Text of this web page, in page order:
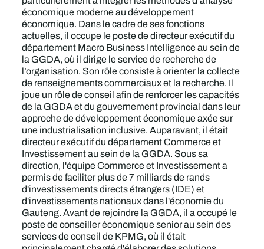
économique moderne au développement
économique. Dans le cadre de ses fonctions
actuelles, il occupe le poste de directeur exécutif du
département Macro Business Intelligence au sein de
la GGDA, où il dirige le service de recherche de
l’organisation. Son rôle consiste à orienter la collecte
de renseignements commerciaux et la recherche. Il
joue un rôle de conseil afin de renforcer les capacités
de la GGDA et du gouvernement provincial dans leur
approche de développement économique axée sur
une industrialisation inclusive. Auparavant, il était
directeur exécutif du département Commerce et
Investissement au sein de la GGDA. Sous sa
direction, l'équipe Commerce et Investissement a
permis de faciliter plus de 7 milliards de rands
d'investissements directs étrangers (IDE) et
d'investissements nationaux dans l'économie du
Gauteng. Avant de rejoindre la GGDA, il a occupé le
poste de conseiller économique senior au sein des
services de conseil de KPMG, où il était